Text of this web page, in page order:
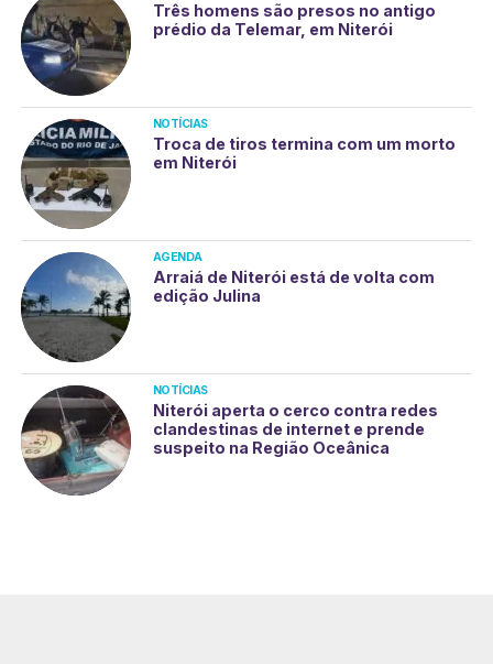
Três homens são presos no antigo
prédio da Telemar, em Niterói
NOTÍCIAS
Troca de tiros termina com um morto
em Niterói
AGENDA
Arraiá de Niterói está de volta com
edição Julina
NOTÍCIAS
Niterói aperta o cerco contra redes
clandestinas de internet e prende
suspeito na Região Oceânica